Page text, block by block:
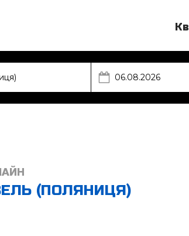
(ПОЛЯНИЦЯ)